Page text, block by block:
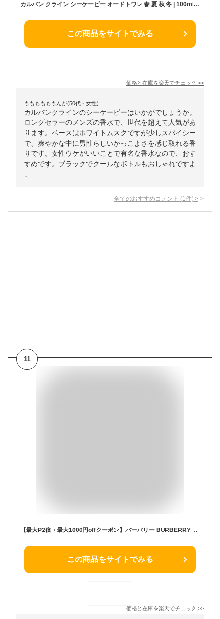
カルバン クライン シーケービー オードトワレ 春 夏 秋 冬 | 100ml | ニッセン nissen
この商品をサイトでみる
価格と在庫を楽天でチェック >>
ももももももんが(50代・女性)
カルバンクラインのシーケービーはいかがでしょうか。
ロングセラーのメンズの香水で、世代を超えて人気があ
ります。ベースはホワイトムスクですが少しスパイシー
で、爽やかな中に男性らしいかっこよさを感じ取れる香
りです。女性ウケがいいことで有名な香水なので、おす
すめです。ブラックでクールなボトルもおしゃれですよ
。
全てのおすすめコメント (1 件) >
11
【最大P2倍・最大1000円offクーポン】バーバリー BURBERRY ウィークエンド フォーメン EDT SP 100ml Weekend For Men【当日発送_お休み中】【香水 ギフト メンズ レディース】【EARTH】【人気 ブランド ギフト 誕生日 プレゼント】
この商品をサイトでみる
価格と在庫を楽天でチェック >>